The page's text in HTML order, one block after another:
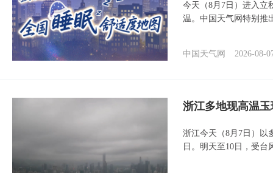
今天（8月7日）进入立
温。中国天气网特别推
中国天气网 2026-08-
浙江多地现高温
浙江今天（8月7日）以
日。明天至10日，受台